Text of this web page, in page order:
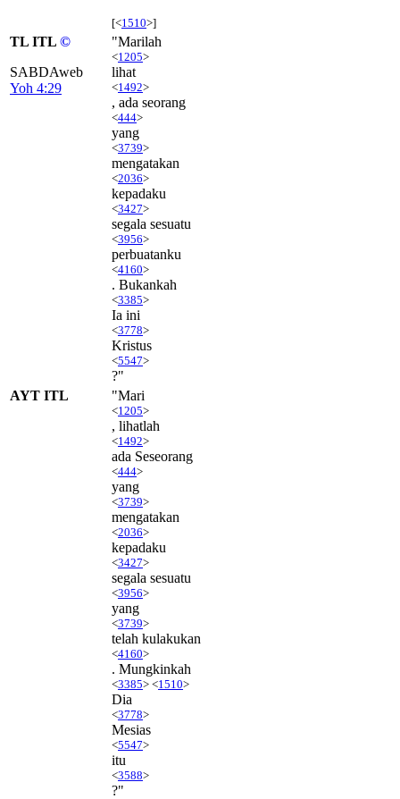
[<1510>]
TL ITL ©
SABDAweb
Yoh 4:29
"Marilah
<1205>
lihat
<1492>
, ada seorang
<444>
yang
<3739>
mengatakan
<2036>
kepadaku
<3427>
segala sesuatu
<3956>
perbuatanku
<4160>
. Bukankah
<3385>
Ia ini
<3778>
Kristus
<5547>
?"
AYT ITL
"Mari
<1205>
, lihatlah
<1492>
ada Seseorang
<444>
yang
<3739>
mengatakan
<2036>
kepadaku
<3427>
segala sesuatu
<3956>
yang
<3739>
telah kulakukan
<4160>
. Mungkinkah
<3385> <1510>
Dia
<3778>
Mesias
<5547>
itu
<3588>
?"